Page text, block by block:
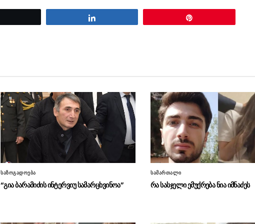
საზოგადოება
“გია ბარამიძის ინტერვიუ სამარცხვინოა”
სამართალი
რა სასჯელი ემუქრება ნია იმნაძეს